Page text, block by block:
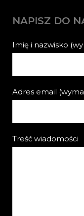
NAPISZ DO
Imię i nazwisko
Adres email
Treść wiadomości